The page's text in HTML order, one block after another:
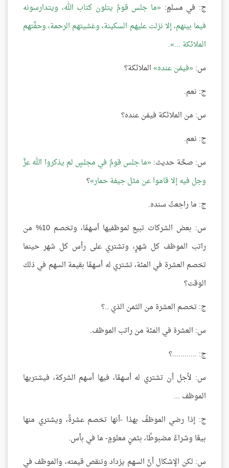
ج: في مسلمٍ:
ما جلس قومٌ يتلون كتاب الله، ويتدارسونه
فيما بينهم، إلا نزلت عليهم السكينة، وغشيتهم الرحمة، وحفَّتهم
الملائكة ... .
س: فيمَن عنده الملائكة؟
ج: نعم.
س: من الملائكة فيمَن عنده؟
ج: نعم.
س: صحَّة حديث: ما جلس قومٌ في مجلسٍ لم يذكروا الله عزَّ
وجل فيه إلا قاموا عن مثل جيفة حمار ؟
ج: ما راجعتُ سنده.
س: بعض الشركات تبيع لموظفيها أسهمًا، وتخصم 10% من
راتب الموظف كل شهرٍ، وتشتري على رأس كل شهر حينما
تخصم العشرة في المئة، تشتري له أسهمًا بقيمة السهم في ذلك
الوقت؟
ج: تخصم العشرة من الثمن الذي ..؟
س: العشرة في المئة من راتب الموظف.
ج: ............؟
س: لأجل أن تشتري له أسهمًا، فيها أسهم الشركة، فيشتريها
الموظف ...
ج: إذا رضي الموظفُ بهذا -أنها تخصم عشرةً، ويشتري منها
بيعًا وشراءً مضبوطًا، بثمنٍ معلومٍ- ما في بأس.
س: لكن الإشكال أنَّ السهم يزداد وتنقص قيمته، والموظف في